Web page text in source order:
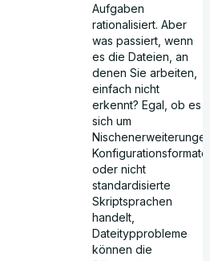
Aufgaben
rationalisiert. Aber
was passiert, wenn
es die Dateien, an
denen Sie arbeiten,
einfach nicht
erkennt? Egal, ob es
sich um
Nischenerweiterungen,
Konfigurationsformate
oder nicht
standardisierte
Skriptsprachen
handelt,
Dateitypprobleme
können die